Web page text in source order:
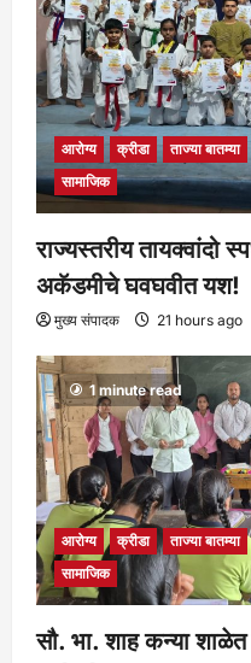
आरोग्य क्रीडा ताज्या बातम्या
सामाजिक
राज्यस्तरीय तायक्वांदो
अकॅडमीचे घवघवीत यश!
मुख्य संपादक 21 hours ago
1 minute read
आरोग्य क्रीडा ताज्या बातम्या
सामाजिक
सौ. भा. शाह कन्या